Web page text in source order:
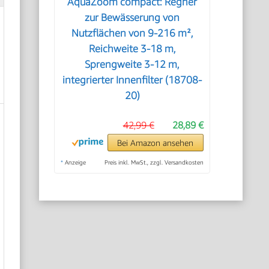
zur Bewässerung von
Nutzflächen von 9-216 m²,
Reichweite 3-18 m,
Sprengweite 3-12 m,
integrierter Innenfilter (18708-
20)
28,89 €
42,99 €
Bei Amazon ansehen
* Anzeige Preis inkl. MwSt., zzgl. Versandkosten